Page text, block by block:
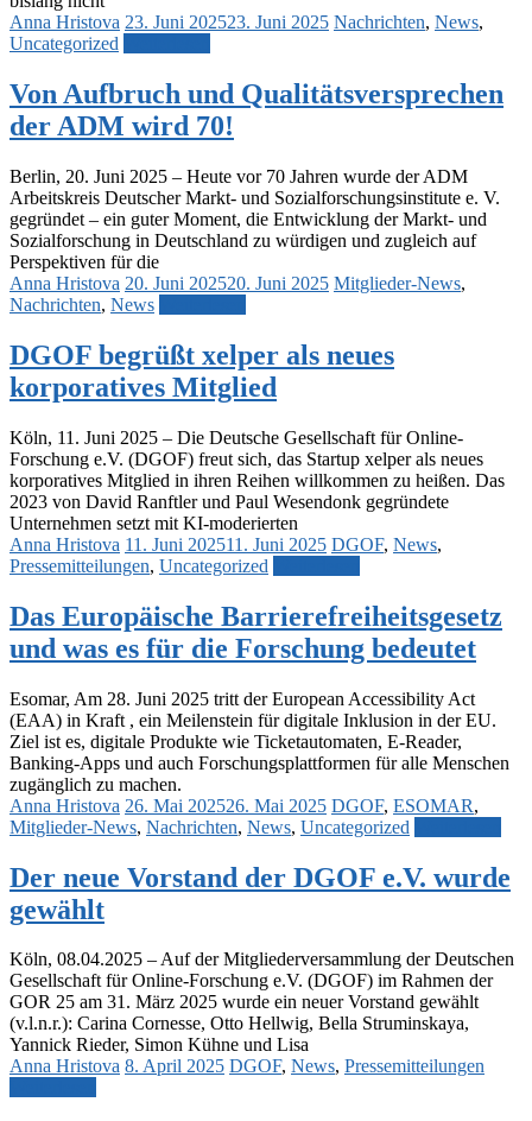
Anna Hristova 23. Juni 202523. Juni 2025 Nachrichten, News,
Uncategorized
Von Aufbruch und Qualitätsversprechen
der ADM wird 70!
Berlin, 20. Juni 2025 – Heute vor 70 Jahren wurde der ADM
Arbeitskreis Deutscher Markt- und Sozialforschungsinstitute e. V.
gegründet – ein guter Moment, die Entwicklung der Markt- und
Sozialforschung in Deutschland zu würdigen und zugleich auf
Perspektiven für die
Anna Hristova 20. Juni 202520. Juni 2025 Mitglieder-News,
Nachrichten, News
DGOF begrüßt xelper als neues
korporatives Mitglied
Köln, 11. Juni 2025 – Die Deutsche Gesellschaft für Online-
Forschung e.V. (DGOF) freut sich, das Startup xelper als neues
korporatives Mitglied in ihren Reihen willkommen zu heißen. Das
2023 von David Ranftler und Paul Wesendonk gegründete
Unternehmen setzt mit KI-moderierten
Anna Hristova 11. Juni 202511. Juni 2025 DGOF, News,
Pressemitteilungen, Uncategorized
Das Europäische Barrierefreiheitsgesetz
und was es für die Forschung bedeutet
Esomar, Am 28. Juni 2025 tritt der European Accessibility Act
(EAA) in Kraft , ein Meilenstein für digitale Inklusion in der EU.
Ziel ist es, digitale Produkte wie Ticketautomaten, E-Reader,
Banking-Apps und auch Forschungsplattformen für alle Menschen
zugänglich zu machen.
Anna Hristova 26. Mai 202526. Mai 2025 DGOF, ESOMAR,
Mitglieder-News, Nachrichten, News, Uncategorized
Der neue Vorstand der DGOF e.V. wurde
gewählt
Köln, 08.04.2025 – Auf der Mitgliederversammlung der Deutschen
Gesellschaft für Online-Forschung e.V. (DGOF) im Rahmen der
GOR 25 am 31. März 2025 wurde ein neuer Vorstand gewählt
(v.l.n.r.): Carina Cornesse, Otto Hellwig, Bella Struminskaya,
Yannick Rieder, Simon Kühne und Lisa
Anna Hristova 8. April 2025 DGOF, News, Pressemitteilungen